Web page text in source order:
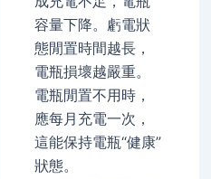
容量下降。虧電狀
態閒置時間越長，
電瓶損壞越嚴重。
電瓶閒置不用時，
應每月充電一次，
這能保持電瓶“健康”
狀態。